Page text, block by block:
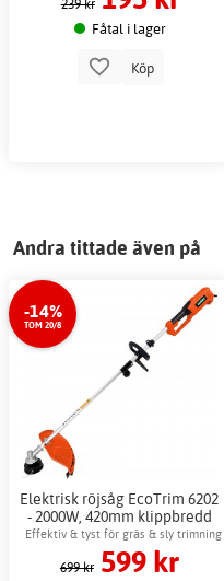
239 kr
Fåtal i lager
Köp
Andra tittade även på
-14%
TOM 20/8
Elektrisk röjsåg EcoTrim 6202
- 2000W, 420mm klippbredd
Effektiv & tyst för gräs & sly trimning
699 kr 599 kr